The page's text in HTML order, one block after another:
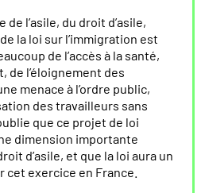
l’asile, du droit d’asile,
la loi sur l’immigration est
de l’accès à la santé,
de l’éloignement des
menace à l’ordre public,
des travailleurs sans
que ce projet de loi
dimension importante
d’asile, et que la loi aura un
exercice en France.